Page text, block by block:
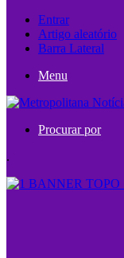
Entrar
Artigo aleatório
Barra Lateral
Menu
Procurar por
.